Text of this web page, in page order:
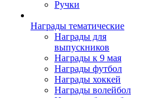
Ручки
Награды тематические
Награды для
выпускников
Награды к 9 мая
Награды футбол
Награды хоккей
Награды волейбол